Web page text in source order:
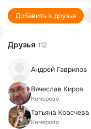
Добавить в друзья
Друзья 112
Андрей Гаврилов
Вячеслав Киров
Кемерово
Татьяна Коасчева
Кемерово